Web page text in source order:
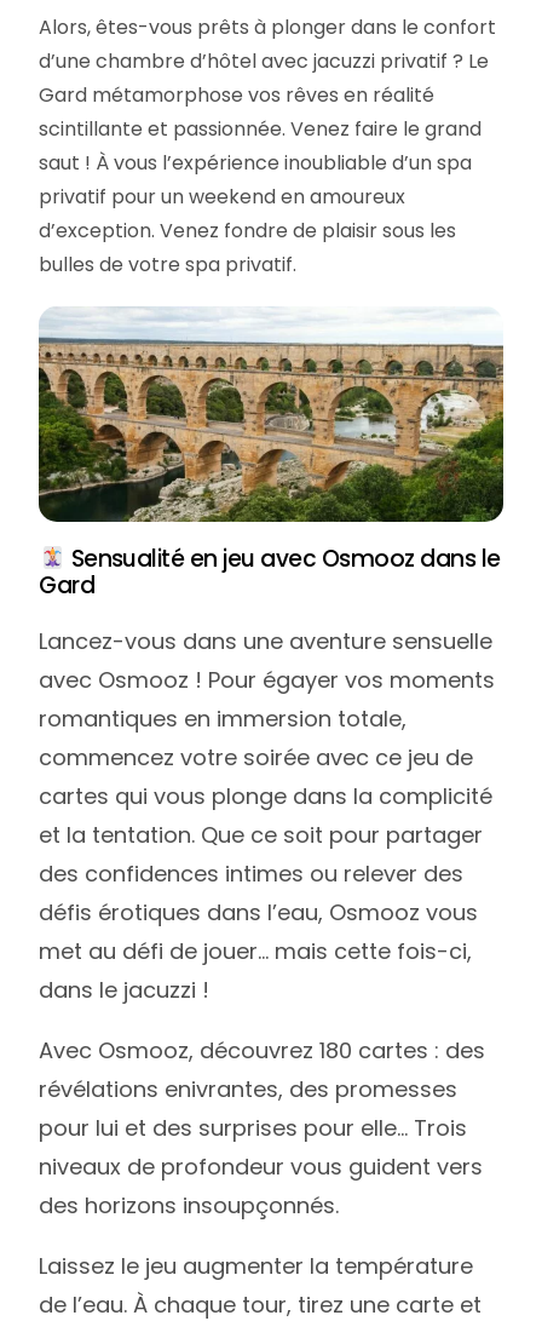
Alors, êtes-vous prêts à plonger dans le confort
d’une chambre d’hôtel avec jacuzzi privatif ? Le
Gard métamorphose vos rêves en réalité
scintillante et passionnée. Venez faire le grand
saut ! À vous l’expérience inoubliable d’un spa
privatif pour un weekend en amoureux
d’exception. Venez fondre de plaisir sous les
bulles de votre spa privatif.
Sensualité en jeu avec Osmooz dans le
Gard
Lancez-vous dans une aventure sensuelle
avec Osmooz ! Pour égayer vos moments
romantiques en immersion totale,
commencez votre soirée avec ce jeu de
cartes qui vous plonge dans la complicité
et la tentation. Que ce soit pour partager
des confidences intimes ou relever des
défis érotiques dans l’eau, Osmooz vous
met au défi de jouer… mais cette fois-ci,
dans le jacuzzi !
Avec Osmooz, découvrez 180 cartes : des
révélations enivrantes, des promesses
pour lui et des surprises pour elle… Trois
niveaux de profondeur vous guident vers
des horizons insoupçonnés.
Laissez le jeu augmenter la température
de l’eau. À chaque tour, tirez une carte et